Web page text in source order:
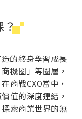
？
的終身學習成長
機圈」等圈層，
商戰CXO當中，
值的深度連結，
索商業世界的無